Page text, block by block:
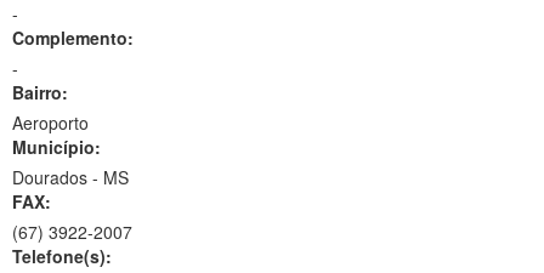
-
Complemento:
-
Bairro:
Aeroporto
Município:
Dourados - MS
FAX:
(67) 3922-2007
Telefone(s):